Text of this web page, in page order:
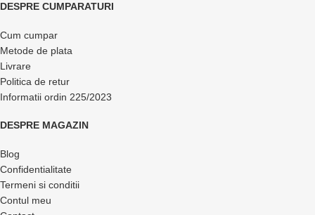
DESPRE CUMPARATURI
Cum cumpar
Metode de plata
Livrare
Politica de retur
Informatii ordin 225/2023
DESPRE MAGAZIN
Blog
Confidentialitate
Termeni si conditii
Contul meu